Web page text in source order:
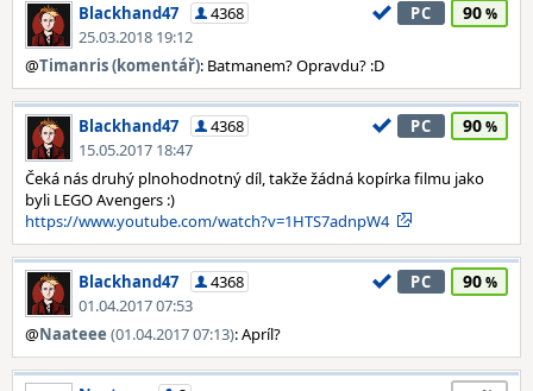
Blackhand47
4368
25.03.2018 19:12
PC 90
@Timanris (komentář): Batmanem? Opravdu? :D
Blackhand47
4368
15.05.2017 18:47
PC 90
Čeká nás druhý plnohodnotný díl, takže žádná kopírka filmu jako
byli LEGO Avengers :)
https://www.youtube.com/watch?v=1HTS7adnpW4
Blackhand47
4368
01.04.2017 07:53
PC 90
@Naateee (01.04.2017 07:13): Apríl?